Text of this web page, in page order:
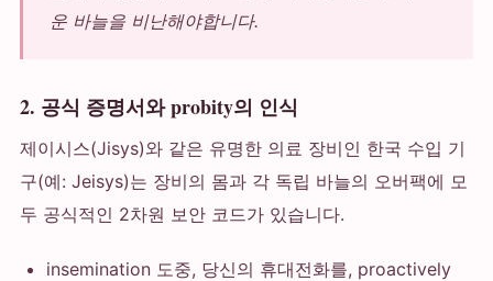
운 바늘을 비난해야합니다.
2. 공식 증명서와 probity의 인식
제이시스(Jisys)와 같은 유명한 의료 장비인 한국 수입 기
구(예: Jeisys)는 장비의 몸과 각 독립 바늘의 오버팩에 모
두 공식적인 2차원 보안 코드가 있습니다.
insemination 도중, 당신의 휴대전화를, proactively